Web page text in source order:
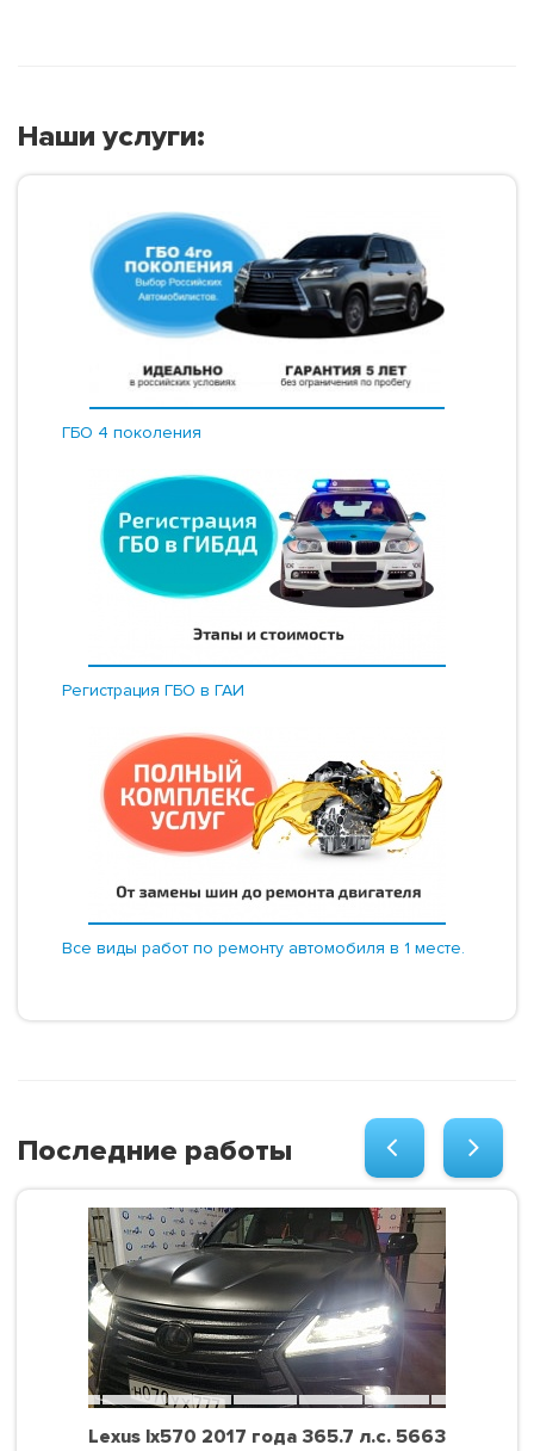
Наши услуги:
ГБО 4 поколения
Регистрация ГБО в ГАИ
Все виды работ по ремонту автомобиля в 1 месте.
Последние работы
Lexus lx570 2017 года 365.7 л.с. 5663